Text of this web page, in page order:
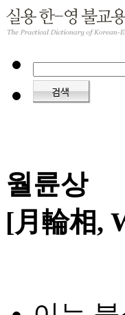
월륜상
[月輪相,